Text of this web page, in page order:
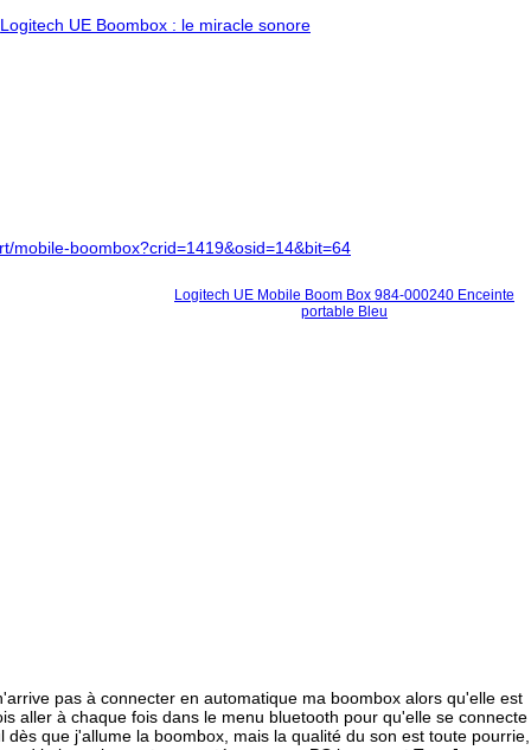
Logitech UE Boombox : le miracle sonore
mobile-boombox?crid=1419&osid=14&bit=64
Logitech UE Mobile Boom Box 984-000240 Enceinte
portable Bleu
pas à connecter en automatique ma boombox alors qu'elle est
aller à chaque fois dans le menu bluetooth pour qu'elle se connecte
dès que j'allume la boombox, mais la qualité du son est toute pourrie,